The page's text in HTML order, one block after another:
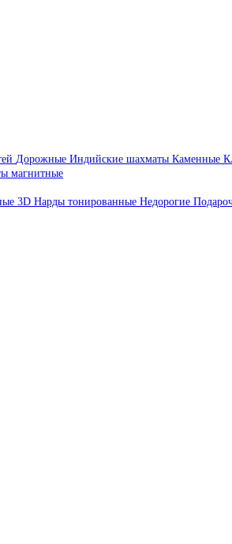
Дорожные Индийские шахматы Каменные
магнитные
3D Нарды тонированные Недорогие